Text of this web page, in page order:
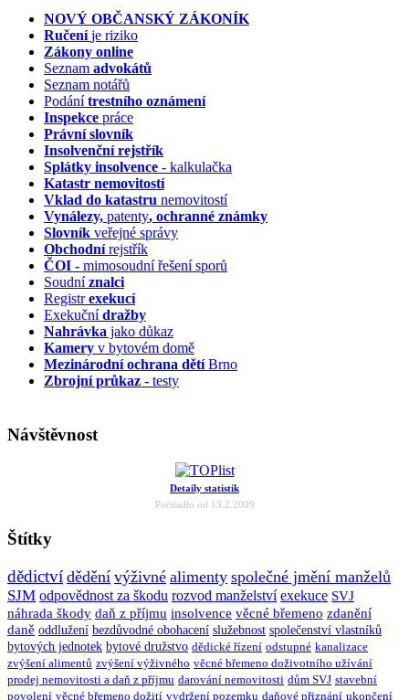
NOVÝ OBČANSKÝ ZÁKONÍK
Ručeníje riziko
Zákony online
Seznam advokátů
Seznam notářů
Podánítrestního oznámení
Inspekce práce
Právní slovník
Insolvenčnírejstřík
Splátky insolvence - kalkulačka
Katastr nemovitostí
Vklad do katastru nemovitostí
Vynálezy, patenty, ochranné známky
Slovník veřejné správy
Obchodnírejstřík
ČOI - mimosoudní řešení sporů
Soudníznalci
Registrexekucí
Exekučnídražby
Nahrávka jako důkaz
Kamery v bytovém domě
Mezinárodní ochrana dětíBrno
Zbrojní průkaz - testy
Návštěvnost
Detaily statistik
Počítadlo od 13.2.2009
Štítky
dědictví dědění výživné alimenty společné jmění manželů
SJM odpovědnost za škodu rozvod manželství exekuce SVJ
náhrada škody daň z příjmu insolvence věcné břemeno zdanění
daně oddlužení bezdůvodné obohacení služebnost společenství vlastníků
bytových jednotek bytové družstvo dědické řízení odstupné kanalizace
zvýšení alimentů zvýšení výživného věcné břemeno doživotního užívání
prodej nemovitosti a daň z příjmu darování nemovitosti dům SVJ stavební
povolení věcné břemeno dožití vydržení pozemku daňové přiznání ukončení